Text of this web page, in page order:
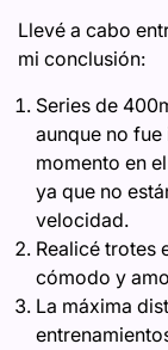
Llevé a cabo
mi conclusión:
Series de
aunque no
momento en
ya que no
velocidad.
Realicé trotes
cómodo y
La máxima